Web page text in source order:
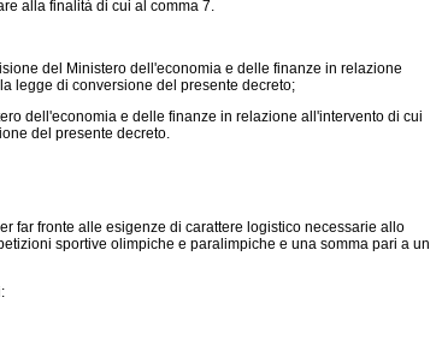
alla finalità di cui al comma 7.
del Ministero dell'economia e delle finanze in relazione
legge di conversione del presente decreto;
dell'economia e delle finanze in relazione all'intervento di cui
del presente decreto.
far fronte alle esigenze di carattere logistico necessarie allo
sportive olimpiche e paralimpiche e una somma pari a un